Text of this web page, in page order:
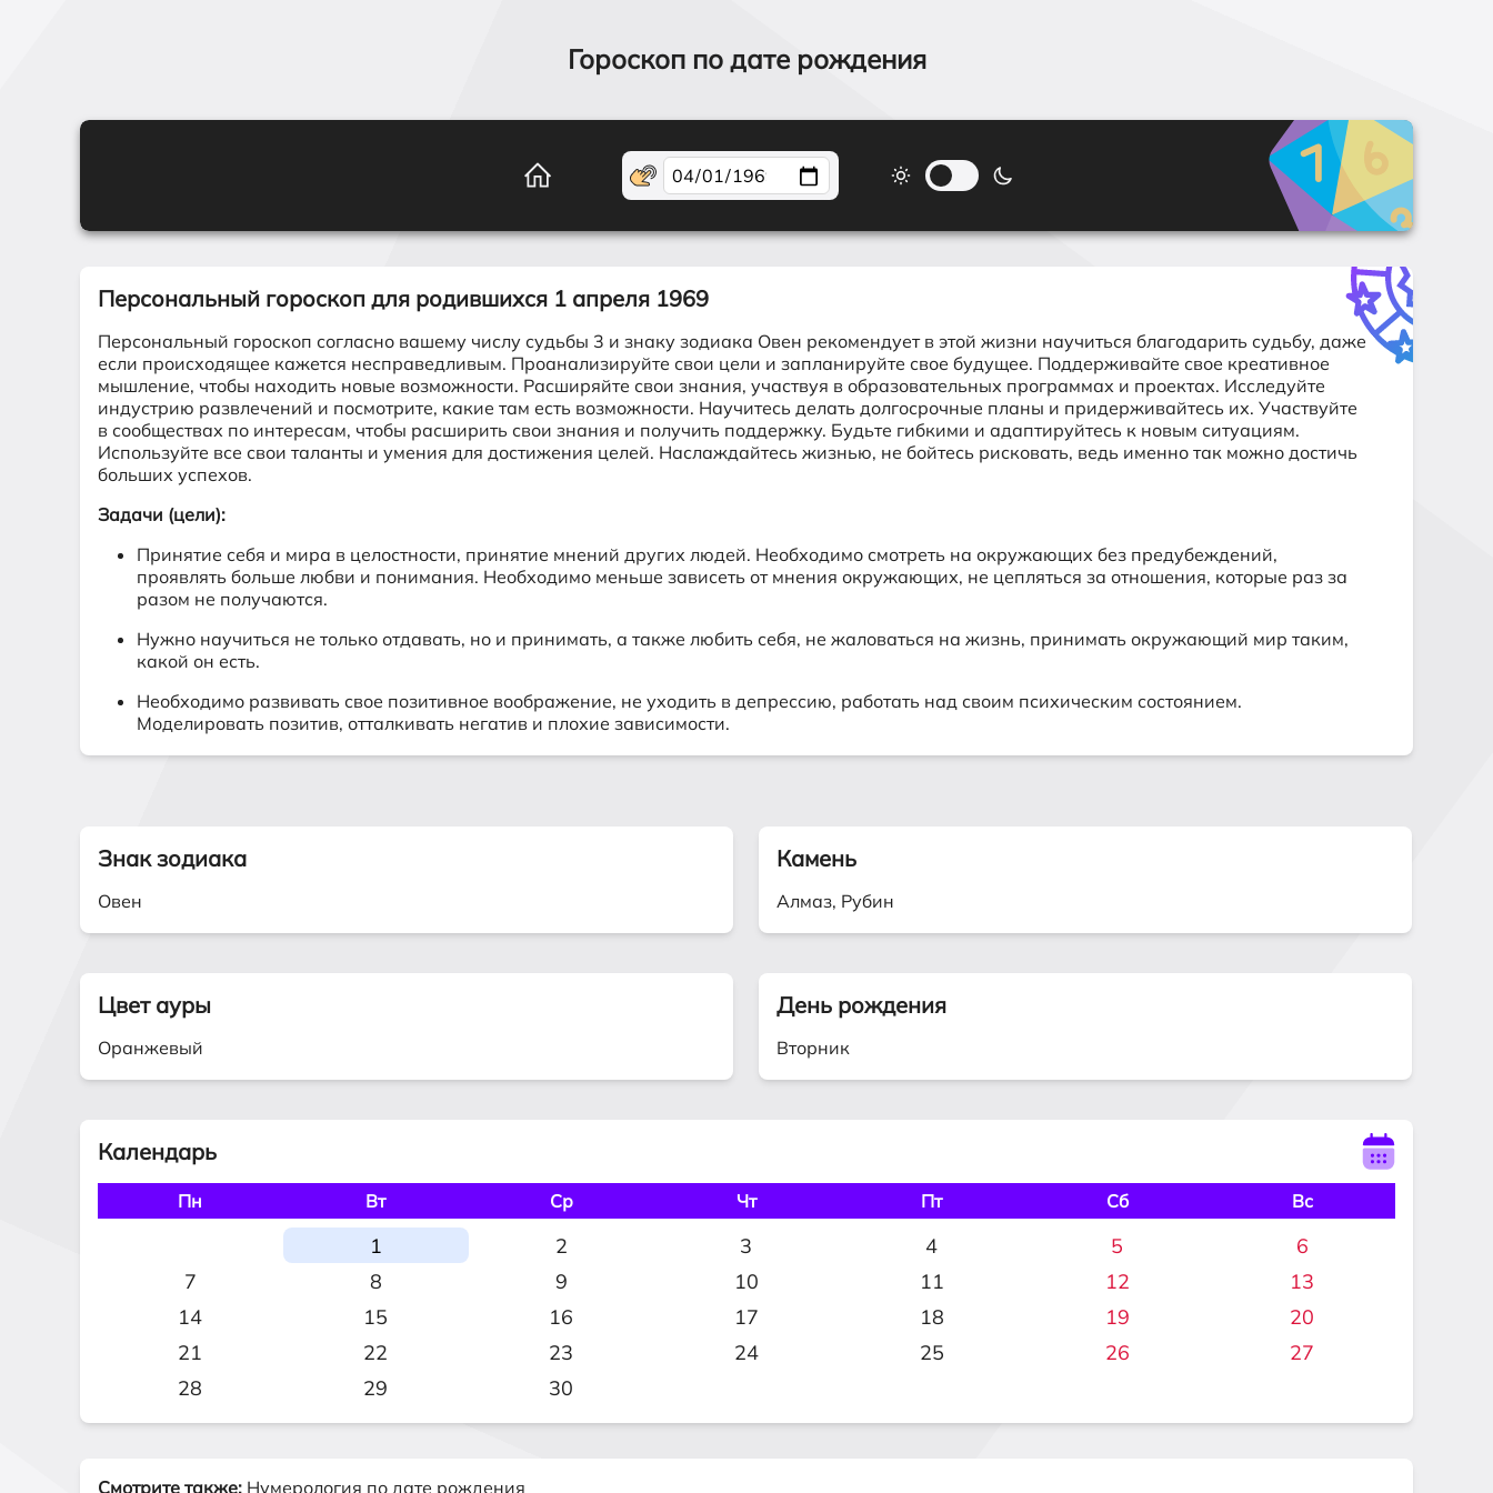
Гороскоп по дате рождения
Персональный гороскоп для родившихся 1 апреля 1969
Персональный гороскоп согласно вашему числу судьбы 3 и знаку зодиака Овен рекомендует в этой жизни научиться благодарить судьбу, даже
если происходящее кажется несправедливым. Проанализируйте свои цели и запланируйте свое будущее. Поддерживайте свое креативное
мышление, чтобы находить новые возможности. Расширяйте свои знания, участвуя в образовательных программах и проектах. Исследуйте
индустрию развлечений и посмотрите, какие там есть возможности. Научитесь делать долгосрочные планы и придерживайтесь их. Участвуйте
в сообществах по интересам, чтобы расширить свои знания и получить поддержку. Будьте гибкими и адаптируйтесь к новым ситуациям.
Используйте все свои таланты и умения для достижения целей. Наслаждайтесь жизнью, не бойтесь рисковать, ведь именно так можно достичь
больших успехов.
Задачи (цели):
Принятие себя и мира в целостности, принятие мнений других людей. Необходимо смотреть на окружающих без предубеждений,
проявлять больше любви и понимания. Необходимо меньше зависеть от мнения окружающих, не цепляться за отношения, которые раз за
разом не получаются.
Нужно научиться не только отдавать, но и принимать, а также любить себя, не жаловаться на жизнь, принимать окружающий мир таким,
какой он есть.
Необходимо развивать свое позитивное воображение, не уходить в депрессию, работать над своим психическим состоянием.
Моделировать позитив, отталкивать негатив и плохие зависимости.
Знак зодиака
Овен
Камень
Алмаз, Рубин
Цвет ауры
Оранжевый
День рождения
Вторник
Календарь
Пн Вт Ср Чт Пт Сб Вс
1 2 3 4 5
6
7
8 9 10 11 12
13
14
15 16 17 18 19
20
21
22 23 24 25 26
27
28
29 30
Смотрите также: Нумерология по дате рождения